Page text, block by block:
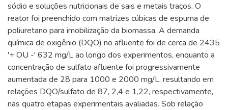
sódio e soluções nutricionais de sais e metais traços. O
reator foi preenchido com matrizes cúbicas de espuma de
poliuretano para imobilização da biomassa. A demanda
química de oxigênio (DQO) no afluente foi de cerca de 2435
'+ OU -' 632 mg/L ao longo dos experimentos, enquanto a
concentração de sulfato afluente foi progressivamente
aumentada de 28 para 1000 e 2000 mg/L, resultando em
relações DQO/sulfato de 87, 2,4 e 1,22, respectivamente,
nas quatro etapas experimentais avaliadas. Sob relação